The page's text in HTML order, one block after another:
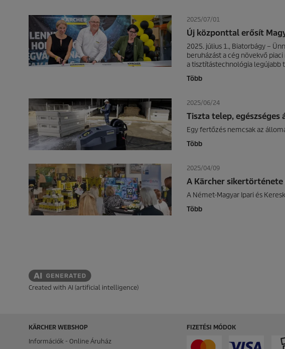
2025/07/01
Új központtal erősít
2025. július 1., Biatorbágy –
beruházást a cég növekvő
a tisztítástechnológia legújabb
Több
2025/06/24
Tiszta telep,
Egy fertőzés nemcsak az
Több
2025/04/09
A Kärcher
A Német-Magyar Ipari és
Több
Created with AI (artificial intelligence)
KÄRCHER WEBSHOP
Információk - Online Áruház
FIZETÉSI MÓDOK